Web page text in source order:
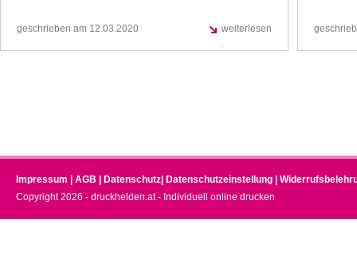
geschrieben am 12.03.2020 weiterlesen
Impressum AGB Datenschutz Datenschutzeinstellung
Copyright 2026 - druckhelden.at - Individuell online drucken